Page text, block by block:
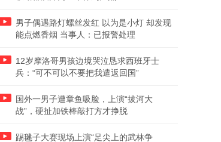
男子偶遇路灯螺丝发红 以为是小灯 却发现
能点燃香烟 当事人：已报警处理
12岁摩洛哥男孩边境哭泣恳求西班牙士
兵：“可不可以不要把我遣返回国”
国外一男子遭章鱼吸脸，上演“拔河大
战”，硬扯加铁棒敲打方才挣脱
踢毽子大赛现场上演“足尖上的武林争